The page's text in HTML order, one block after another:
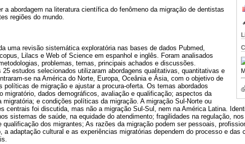
a abordagem na literatura científica do fenômeno da migração de dentistas
regiões do mundo.
uma revisão sistemática exploratória nas bases de dados Pubmed,
Lilacs e Web of Science em espanhol e inglês. Foram analisados
problemas, temas, principais achados e discussões.
25 estudos selecionados utilizaram abordagens qualitativas, quantitativas e
se na América do Norte, Europa, Oceânia e Ásia, com o objetivo de
políticas de migração e ajustar a procura-oferta. Os temas abordados
migratório, dados demográficos, avaliação e qualificação; aspectos da
migratória; e condições políticas da migração. A migração Sul-Norte ou
centrais foi discutida, mas não a migração Sul-Sul, nem na América Latina.
sistemas de saúde, na equidade do atendimento; fragilidades na regulação,
qualificação dos migrantes; As razões da migração podem ser pessoais,
a adaptação cultural e as experiências migratórias dependem do processo e das